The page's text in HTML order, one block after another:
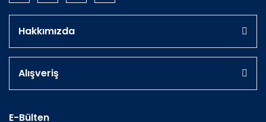
Hakkımızda
Alışveriş
E-Bülten